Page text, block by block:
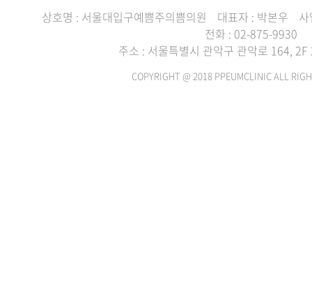
상호명 : 서울대입구예쁨주의쁨의원 대표자 : 박본우
전화 : 02-875-9930
주소 : 서울특별시 관악구 관악로 164,
COPYRIGHT @ 2018 PPEUMCLINIC ALL